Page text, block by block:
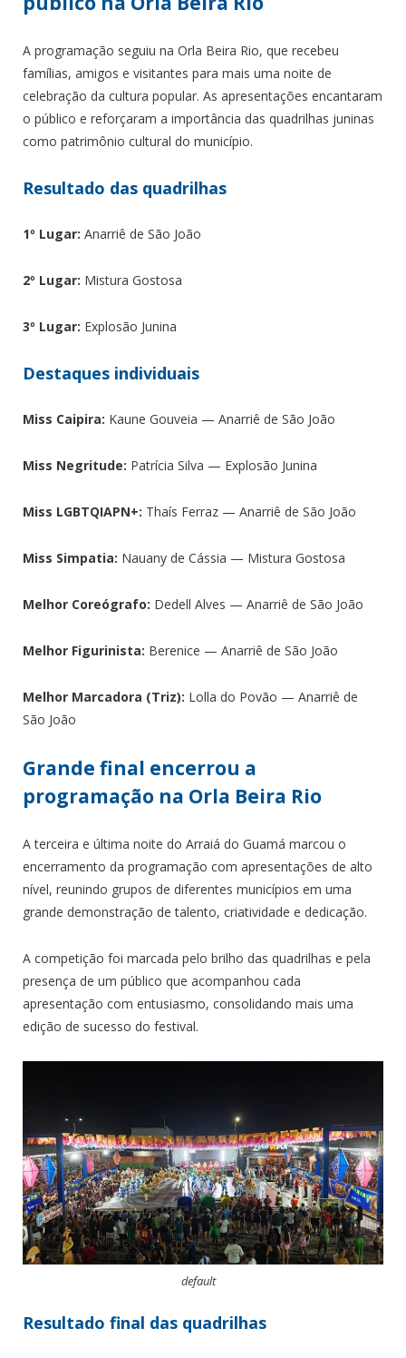
A programação seguiu na Orla Beira Rio, que recebeu
famílias, amigos e visitantes para mais uma noite de
celebração da cultura popular. As apresentações encantaram
o público e reforçaram a importância das quadrilhas juninas
como patrimônio cultural do município.
Resultado das quadrilhas
1º Lugar: Anarriê de São João
2º Lugar: Mistura Gostosa
3º Lugar: Explosão Junina
Destaques individuais
Miss Caipira: Kaune Gouveia — Anarriê de São João
Miss Negritude: Patrícia Silva — Explosão Junina
Miss LGBTQIAPN+: Thaís Ferraz — Anarriê de São João
Miss Simpatia: Nauany de Cássia — Mistura Gostosa
Melhor Coreógrafo: Dedell Alves — Anarriê de São João
Melhor Figurinista: Berenice — Anarriê de São João
Melhor Marcadora (Triz): Lolla do Povão — Anarriê de
São João
Grande final encerrou a
programação na Orla Beira Rio
A terceira e última noite do Arraiá do Guamá marcou o
encerramento da programação com apresentações de alto
nível, reunindo grupos de diferentes municípios em uma
grande demonstração de talento, criatividade e dedicação.
A competição foi marcada pelo brilho das quadrilhas e pela
presença de um público que acompanhou cada
apresentação com entusiasmo, consolidando mais uma
edição de sucesso do festival.
default
Resultado final das quadrilhas